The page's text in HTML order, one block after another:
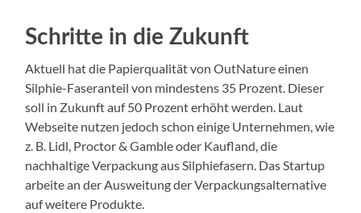
Schritte in die Zukunft
Aktuell hat die Papierqualität von OutNature einen
Silphie-Faseranteil von mindestens 35 Prozent. Dieser
soll in Zukunft auf 50 Prozent erhöht werden. Laut
Webseite nutzen jedoch schon einige Unternehmen, wie
z. B. Lidl, Proctor & Gamble oder Kaufland, die
nachhaltige Verpackung aus Silphiefasern. Das Startup
arbeite an der Ausweitung der Verpackungsalternative
auf weitere Produkte.